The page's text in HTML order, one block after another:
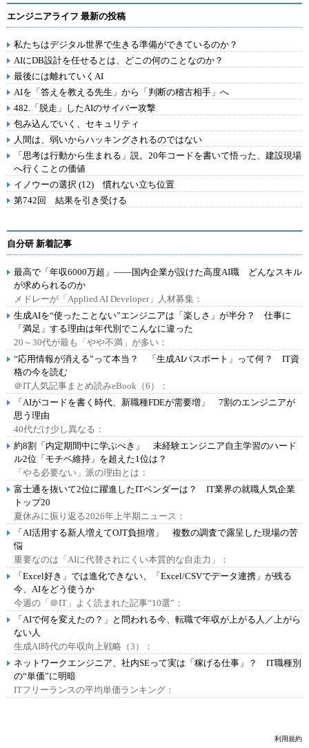
エンジニアライフ 最新の投稿
私たちはデジタル世界で生きる準備ができているのか？
AIにDB設計を任せるとは、どこの何のことなのか？
最後には離れていくAI
AIを「答えを教える先生」から「判断の稽古相手」へ
482.「脱走」したAIのサイバー攻撃
包み込んでいく、セキュリティ
人間は、弱いからハッキングされるのではない
「思考は行動から生まれる」説。20年コードを書いて悟った、建設現場
へ行くことの価値
イノウーの選択 (12) 慣れない立ち位置
第742回 結果を引き受ける
自分研 新着記事
最高で「年収6000万超」――国内企業が設けた高度AI職 どんなスキル
が求められるのか
メドレーが「Applied AI Developer」人材募集：
生成AIを“使ったことない”エンジニアは「楽しさ」が半分？ 仕事に
「満足」する理由は年代別でこんなに違った
20～30代が最も「やや不満」が多い：
“応用情報が消える”って本当？ 「生成AIパスポート」って何？ IT資
格の今を読む
＠IT人気記事まとめ読みeBook（6）：
「AIがコードを書く時代、新職種FDEが需要増」 7割のエンジニアが
思う理由
40代だけ少し異なる：
約8割「内定期間中に学ぶべき」 未経験エンジニア自主学習のハード
ル2位「モチベ維持」を超えた1位は？
「やる必要ない」派の理由とは：
富士通を抜いて2位に躍進したITベンダーは？ IT業界の就職人気企業
トップ20
夏休みに振り返る2026年上半期ニュース：
「AI活用する新人増えてOJT負担増」 複数の調査で露呈した現場の苦
悩
重要なのは「AIに代替されにくい本質的な自走力」：
「Excel好き」では進化できない、「Excel/CSVでデータ連携」が残る
今、AIをどう使うか
今週の「＠IT」よく読まれた記事“10選”：
「AIで何を変えたの？」と問われる今、転職で年収が上がる人／上がら
ない人
生成AI時代の年収向上戦略（3）：
ネットワークエンジニア、社内SEって実は「稼げる仕事」？ IT職種別
の“単価”に明暗
ITフリーランスの平均単価ランキング：
利用規約